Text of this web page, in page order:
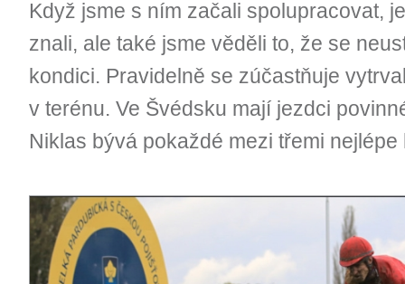
Když jsme s ním začali spolupracovat,
znali, ale také jsme věděli to, že se
kondici. Pravidelně se zúčastňuje
v terénu. Ve Švédsku mají jezdci
Niklas bývá pokaždé mezi třemi